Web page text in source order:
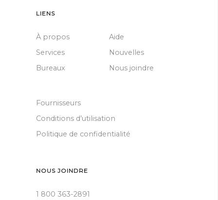
LIENS
À propos
Aide
Services
Nouvelles
Bureaux
Nous joindre
Fournisseurs
Conditions d’utilisation
Politique de confidentialité
NOUS JOINDRE
1 800 363-2891